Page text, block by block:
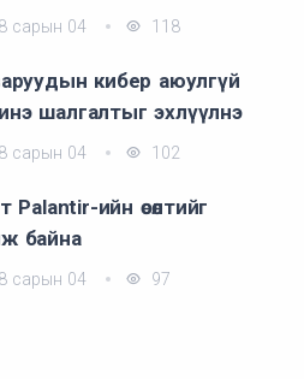
сарын 04 118
кибер аюулгүй
шалгалтыг эхлүүлнэ
сарын 04 102
Palantir-ийн өсөлтийг
байна
сарын 04 97